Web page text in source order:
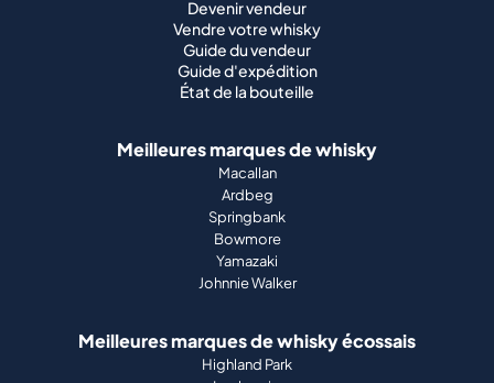
Meilleures marques de whisky
Macallan
Ardbeg
Springbank
Bowmore
Johnnie Walker
Meilleures marques de whisky écossais
Highland Park
Laphroaig
Glenfiddich
Lagavulin
Glenmorangie